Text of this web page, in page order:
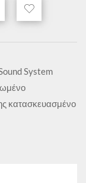
System
κατασκευασμένο